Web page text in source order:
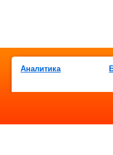
Аналитика